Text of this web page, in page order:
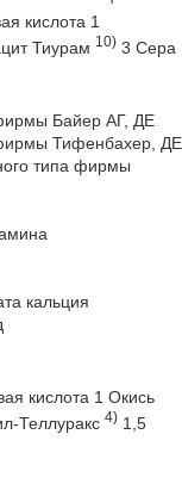
кислота 1
Тиурам 10)3 Сера
Байер АГ, ДЕ
Тифенбахер, ДЕ
типа фирмы
кальция
кислота 1 Окись
Теллуракс 4)1,5